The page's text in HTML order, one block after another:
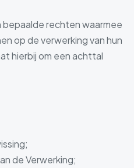
rechten waarmee
op de verwerking van hun
hierbij om een achttal
de Verwerking;